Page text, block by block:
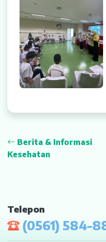
Karir
Berita & Informasi
Kesehatan
Telepon
(0561) 584-